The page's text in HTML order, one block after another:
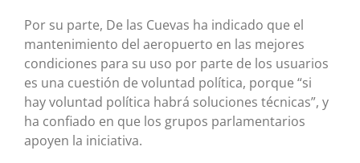
Por su parte, De las Cuevas ha indicado que el
mantenimiento del aeropuerto en las mejores
condiciones para su uso por parte de los usuarios
es una cuestión de voluntad política, porque “si
hay voluntad política habrá soluciones técnicas”, y
ha confiado en que los grupos parlamentarios
apoyen la iniciativa.